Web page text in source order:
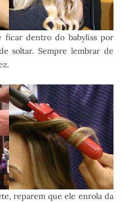
ficar dentro do babyliss por
soltar. Sempre lembrar de
reparem que ele enrola da